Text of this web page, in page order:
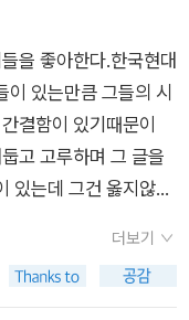
시 꺼내들었다. 최대
'What Kills Me' :
드♥ 2012년 헬로루
다니 이미 잘 되고 있
라이브 보고 싶은 밴
을 듣다 보면 어쩐지
지고 있는데 아직 정규
Do] (2013, 랩/힙
[Midnight Symp
을 좋아한다.한국현대
있는만큼 그들의 시
결함이 있기때문이
고 고루하며 그 글을
있는데 그건 옳지않
하지만 상징주의나 주
도 갔고 작자마다 자
더보기